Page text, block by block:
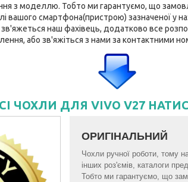
з моделлю. Тобто ми гарантуємо, що
вашого смартфона(пристрою) зазначеної у
наш фахівець, додатково все
або зв'яжіться з нами за контактними
ЧОХЛИ ДЛЯ VIVO V27
ОРИГІНАЛЬНИЙ
Чохли ручної роботи, тому
інших роз'ємів, каталоги
Тобто ми гарантуємо, що